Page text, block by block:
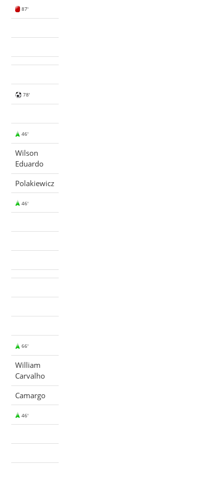
87'
78'
46'
Wilson
Eduardo
Polakiewicz
46'
66'
William
Carvalho
Camargo
46'